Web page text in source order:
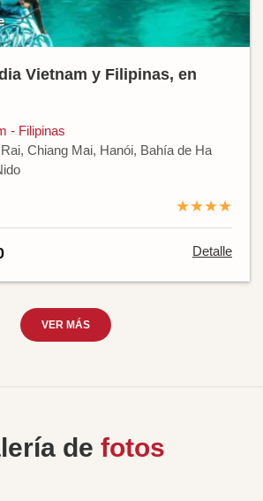
Vietnam y Filipinas, en
- Filipinas
Chiang Mai, Hanói, Bahía de Ha
★★★★
Detalle
VER MÁS
de fotos